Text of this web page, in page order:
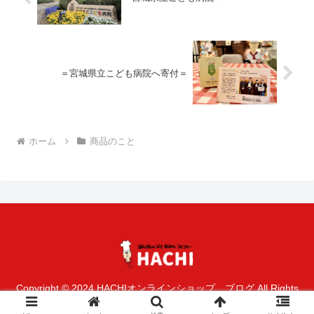
＝宮城県立こども病院へ寄付＝
ホーム 商品のこと
Copyright © 2024 HACHIオンラインショップ ブログ All Rights
Reserved.